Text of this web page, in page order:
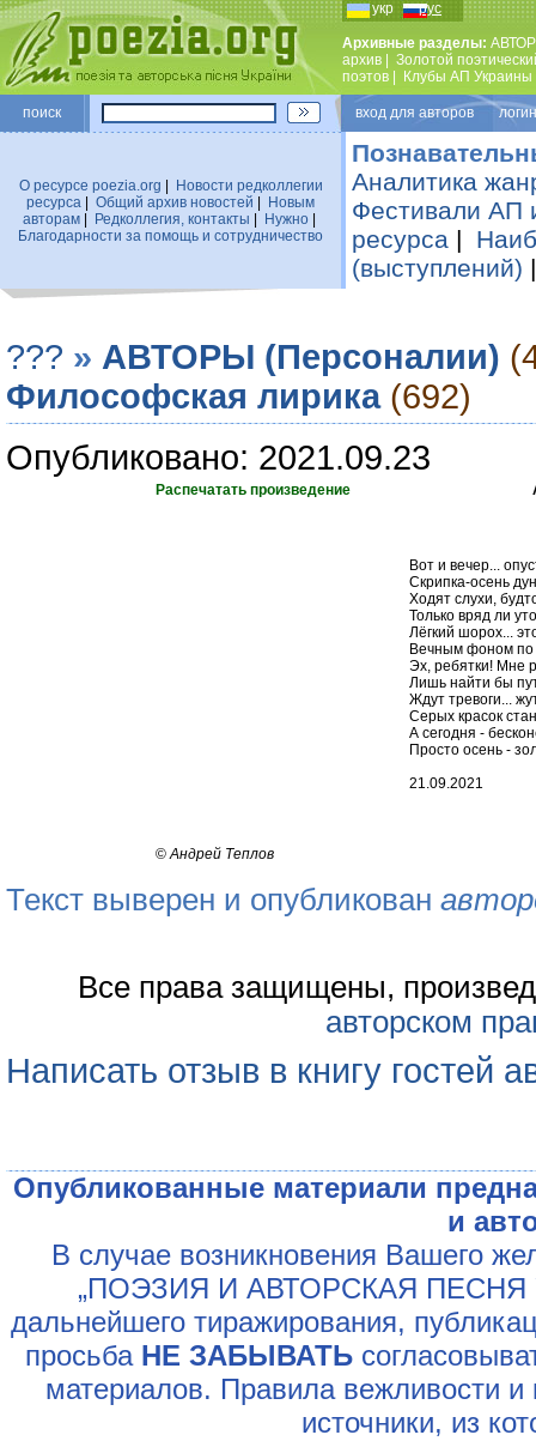
укр рус
Архивные разделы:
архив
Золотой
поэтов
Клубы АП Украины
поиск вход для авторов
О ресурсе poezia.org
Новости редколлегии
ресурса
Общий архив новостей
Новым
авторам| Редколлегия, контакты Нужно|
Благодарности за помощь и сотрудничество
Аналитика
Фестивали АП
ресурса |
(выступлений)
??? » АВТОРЫ (Персоналии)
Философская лирика (692)
Опубликовано: 2021.09.23
Распечатать произведение
Вот и вечер...
Скрипка-осень
Ходят слухи,
Только вряд ли
Лёгкий шорох...
Вечным фоном по
Эх, ребятки! Мне
Лишь найти бы
Ждут тревоги...
Серых красок
А сегодня -
Просто осень -
21.09.2021
©Андрей Теплов
Текст выверен и опубликован
Все права защищены,
авторском
Написать отзыв в книгу гостей
Опубликованные материали
и
В случае возникновения Вашего
„ПОЭЗИЯ И АВТОРСКАЯ ПЕСНЯ
дальнейшего тиражирования,
просьба НЕ ЗАБЫВАТЬ
материалов. Правила вежливости и
источники, из